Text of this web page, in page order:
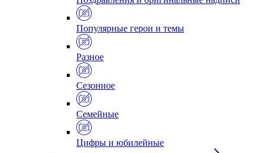
Популярные герои и темы
Разное
Сезонное
Семейные
Цифры и юбилейные